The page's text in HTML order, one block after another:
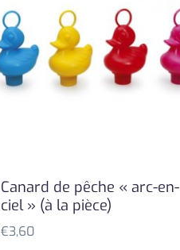
Canard de pêche « arc-en-
ciel » (à la pièce)
€3,60